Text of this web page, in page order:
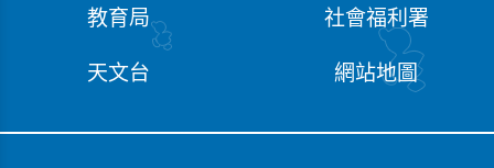
教育局
社會福利署
天文台
網站地圖